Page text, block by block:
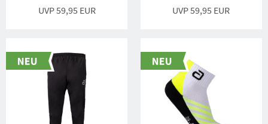
UVP 59,95 EUR UVP 59,95 EUR